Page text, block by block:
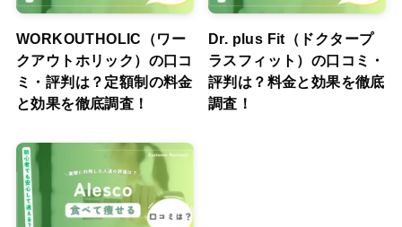
WORKOUTHOLIC（ワー
クアウトホリック）の口コ
ミ・評判は？定額制の料金
と効果を徹底調査！
Dr. plus Fit（ドクタープ
ラスフィット）の口コミ・
評判は？料金と効果を徹底
調査！